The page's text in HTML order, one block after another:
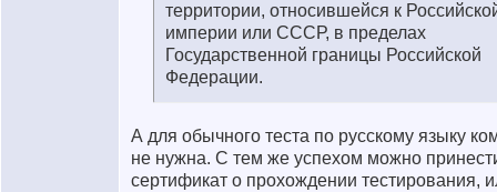
территории, относившейся к
империи или СССР, в пределах
Государственной границы Российской
Федерации.
А для обычного теста по русскому языку
не нужна. С тем же успехом можно
сертификат о прохождении тестирования,